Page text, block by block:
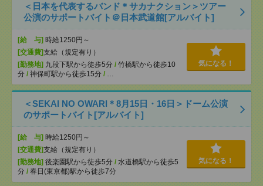
＜日本を代表するバンド＊サカナクション＞ツアー
公演のサポートバイト＠日本武道館[アルバイト]
[給 与] 時給1250円～
[交通費]支給（規定有り）
[勤務地] 九段下駅から徒歩5分 / 竹橋駅から徒歩10
分 / 神保町駅から徒歩15分 /
気になる！
＜SEKAI NO OWARI＊8月15日・16日＞ドーム公演
のサポートバイト[アルバイト]
[給 与] 時給1250円～
[交通費]支給（規定有り）
[勤務地] 後楽園駅から徒歩5分 / 水道橋駅から徒歩5
分 / 春日(東京都)駅から徒歩7分
気になる！